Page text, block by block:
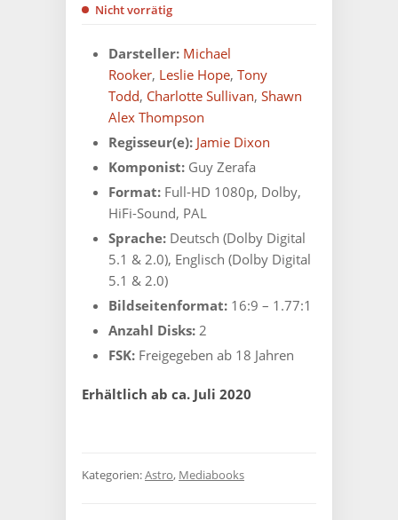
Darsteller: Michael
Rooker, Leslie Hope, Tony
Todd, Charlotte Sullivan, Shawn
Alex Thompson
Regisseur(e): Jamie Dixon
Komponist: Guy Zerafa
Format: Full-HD 1080p, Dolby,
HiFi-Sound, PAL
Sprache: Deutsch (Dolby Digital
5.1 & 2.0), Englisch (Dolby Digital
5.1 & 2.0)
Bildseitenformat: 16:9 – 1.77:1
Anzahl Disks: 2
FSK: Freigegeben ab 18 Jahren
Erhältlich ab ca. Juli 2020
Nicht vorrätig
Kategorien:Astro, Mediabooks